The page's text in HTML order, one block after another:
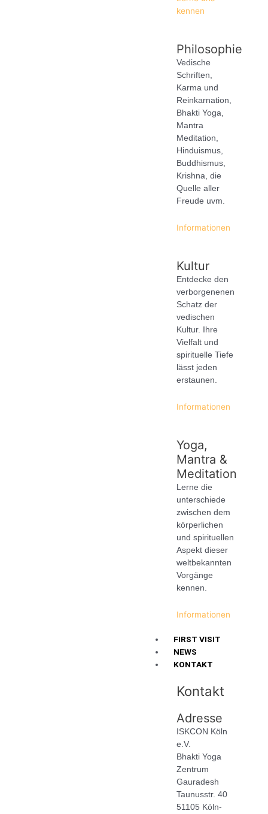
kennen
Philosophie
Vedische
Schriften,
Karma und
Reinkarnation,
Bhakti Yoga,
Mantra
Meditation,
Hinduismus,
Buddhismus,
Krishna, die
Quelle aller
Freude uvm.
Informationen
Kultur
Entdecke den
verborgenenen
Schatz der
vedischen
Kultur. Ihre
Vielfalt und
spirituelle Tiefe
lässt jeden
erstaunen.
Informationen
Yoga,
Mantra &
Meditation
Lerne die
unterschiede
zwischen dem
körperlichen
und spirituellen
Aspekt dieser
weltbekannten
Vorgänge
kennen.
Informationen
FIRST VISIT
NEWS
KONTAKT
Kontakt
Adresse
ISKCON Köln
e.V.
Bhakti Yoga
Zentrum
Gauradesh
Taunusstr. 40
51105 Köln-